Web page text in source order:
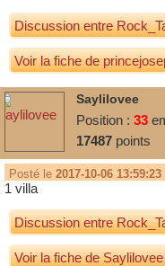
Discussion entre
Voir la fiche de
Saylilovee
Position : 33
17487 points
Posté le 2017-10-06 13:59:23
1 villa
Discussion entre
Voir la fiche de Saylilovee